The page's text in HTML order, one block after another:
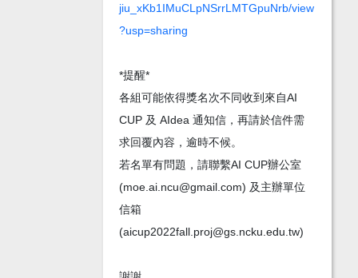
jiu_xKb1IMuCLpNSrrLMTGpuNrb/view
?usp=sharing
*提醒*
各組可能依得獎名次不同收到來自AI
CUP 及 AIdea 通知信，再請於信件需
求回覆內容，逾時不候。
若名單有問題，請聯繫AI CUP辦公室
(moe.ai.ncu@gmail.com) 及主辦單位
信箱
(aicup2022fall.proj@gs.ncku.edu.tw)